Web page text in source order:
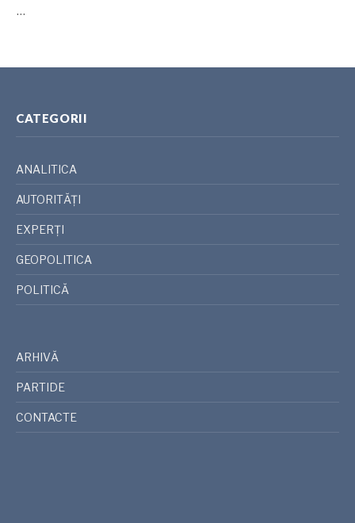
…
CATEGORII
ANALITICA
AUTORITĂȚI
EXPERȚI
GEOPOLITICA
POLITICĂ
ARHIVĂ
PARTIDE
CONTACTE